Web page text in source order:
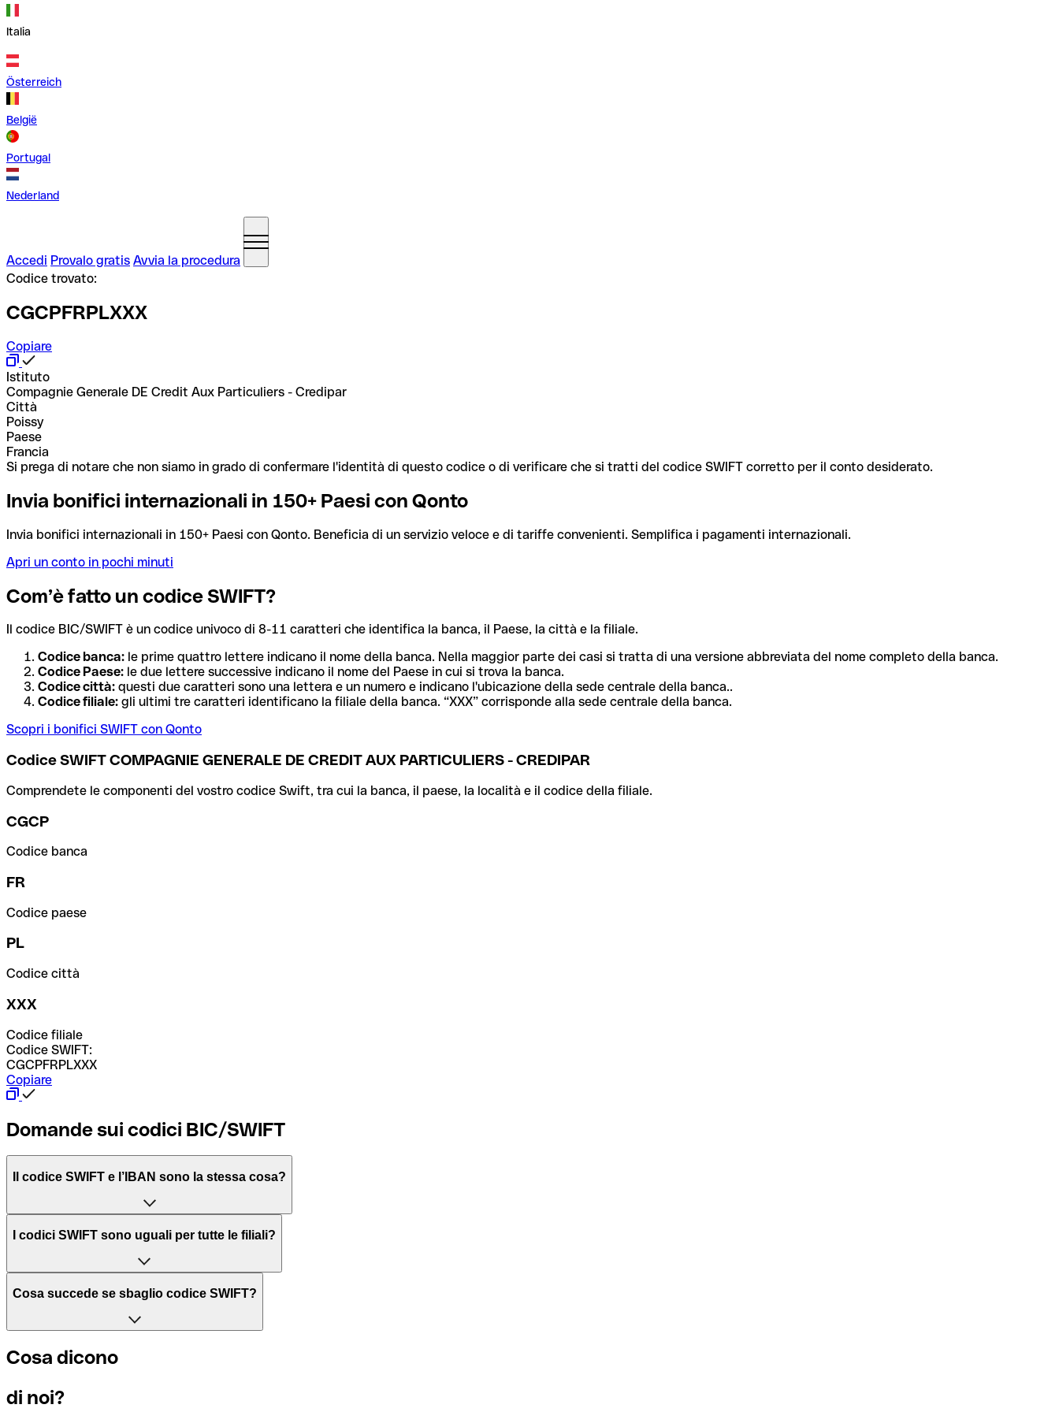
Italia
Österreich
België
Portugal
Nederland
Accedi Provalo gratis Avvia la procedura
Codice trovato:
CGCPFRPLXXX
Copiare
Istituto
Compagnie Generale DE Credit Aux Particuliers - Credipar
Città
Poissy
Paese
Francia
Si prega di notare che non siamo in grado di confermare l'identità di questo codice o di verificare che si tratti del codice SWIFT corretto per il conto desiderato.
Invia bonifici internazionali in 150+ Paesi con Qonto
Invia bonifici internazionali in 150+ Paesi con Qonto. Beneficia di un servizio veloce e di tariffe convenienti. Semplifica i pagamenti internazionali.
Apri un conto in pochi minuti
Com’è fatto un codice SWIFT?
Il codice BIC/SWIFT è un codice univoco di 8-11 caratteri che identifica la banca, il Paese, la città e la filiale.
Codice banca: le prime quattro lettere indicano il nome della banca. Nella maggior parte dei casi si tratta di una versione abbreviata del nome completo della banca.
Codice Paese: le due lettere successive indicano il nome del Paese in cui si trova la banca.
Codice città: questi due caratteri sono una lettera e un numero e indicano l'ubicazione della sede centrale della banca..
Codice filiale: gli ultimi tre caratteri identificano la filiale della banca. “XXX” corrisponde alla sede centrale della banca.
Scopri i bonifici SWIFT con Qonto
Codice SWIFT COMPAGNIE GENERALE DE CREDIT AUX PARTICULIERS - CREDIPAR
Comprendete le componenti del vostro codice Swift, tra cui la banca, il paese, la località e il codice della filiale.
CGCP
Codice banca
FR
Codice paese
PL
Codice città
XXX
Codice filiale
Codice SWIFT:
CGCPFRPLXXX
Copiare
Domande sui codici BIC/SWIFT
Il codice SWIFT e l’IBAN sono la stessa cosa?
L'acronimo SWIFT sta per “Society for Worldwide Interbank Financial Telecommunication”, una rete globale per l’elaborazione dei pagamenti tra diversi Paesi.
Il BIC, invece, sta per “Bank Identifier Code” ed è una sequenza di caratteri necessaria per indirizzare un bonifico internazionale.
I codici SWIFT sono uguali per tutte le filiali?
Dipende dalle banche. In alcuni casi le banche utilizzano lo stesso codice SWIFT per filiali diverse. In altri casi, le banche preferiscono avere un codice SWIFT dedicato per ogni
Per sapere a quale filiale fa riferimento un codice SWIFT, è necessario controllare le ultime cifre. Se il codice termina con XXX, significa che è il codice SWIFT della sede centrale.
Cosa succede se sbaglio codice SWIFT?
Se per caso invii un pagamento a un codice SWIFT esistente ma sbagliato, la banca ricevente deve segnalare che non gestisce il conto del destinatario e stornare il pagamento.
Se ti accorgi di aver usato un codice SWIFT sbagliato, contatta immediatamente la tua banca e chiedi di annullare la transazione.
Cosa dicono
di noi?